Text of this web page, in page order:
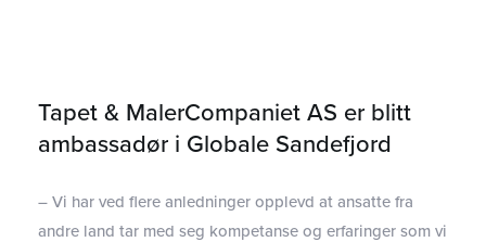
Tapet & MalerCompaniet AS er blitt
ambassadør i Globale Sandefjord
– Vi har ved flere anledninger opplevd at ansatte fra
andre land tar med seg kompetanse og erfaringer som vi